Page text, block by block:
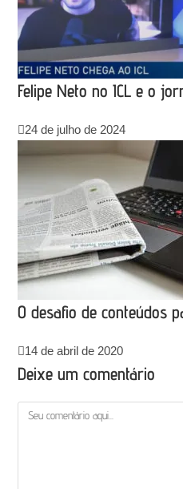
Felipe Neto no ICL e o
24 de julho de 2024
O desafio de conteúdos
14 de abril de 2020
Deixe um comentário
Comentário